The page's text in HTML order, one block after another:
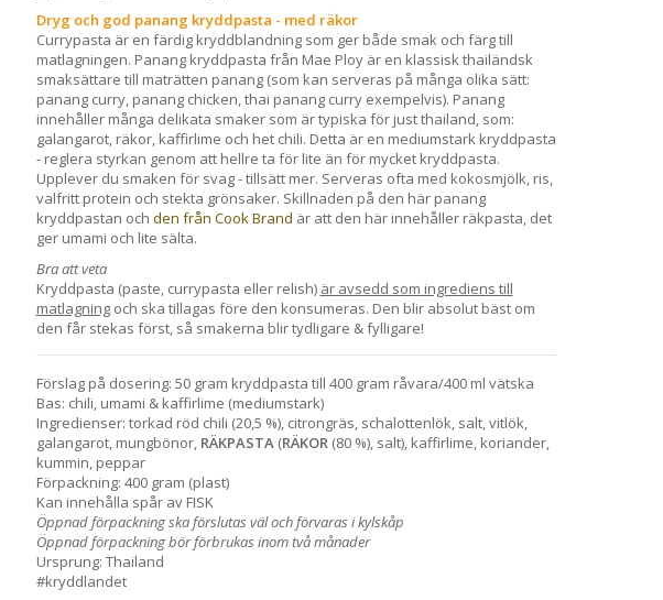
Dryg och god panang kryddpasta - med räkor
Currypasta är en färdig kryddblandning som ger både smak och färg till
matlagningen. Panang kryddpasta från Mae Ploy är en klassisk thailändsk
smaksättare till maträtten panang (som kan serveras på många olika sätt:
panang curry, panang chicken, thai panang curry exempelvis). Panang
innehåller många delikata smaker som är typiska för just thailand, som:
galangarot, räkor, kaffirlime och het chili. Detta är en mediumstark kryddpasta
- reglera styrkan genom att hellre ta för lite än för mycket kryddpasta.
Upplever du smaken för svag - tillsätt mer. Serveras ofta med kokosmjölk, ris,
valfritt protein och stekta grönsaker. Skillnaden på den här panang
kryddpastan och den från Cook Brand är att den här innehåller räkpasta, det
ger umami och lite sälta.
Bra att veta
Kryddpasta (paste, currypasta eller relish) är avsedd som ingrediens till
matlagningoch ska tillagas före den konsumeras. Den blir absolut bäst om
den får stekas först, så smakerna blir tydligare & fylligare!
Förslag på dosering: 50 gram kryddpasta till 400 gram råvara/400 ml vätska
Bas: chili, umami & kaffirlime (mediumstark)
Ingredienser: torkad röd chili (20,5 %), citrongräs, schalottenlök, salt, vitlök,
galangarot, mungbönor, RÄKPASTA (RÄKOR (80 %), salt), kaffirlime, koriander,
kummin, peppar
Förpackning: 400 gram (plast)
Kan innehålla spår av FISK
Öppnad förpackning ska förslutas väl och förvaras i kylskåp
Öppnad förpackning bör förbrukas inom två månader
Ursprung: Thailand
#kryddlandet